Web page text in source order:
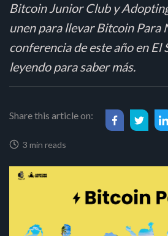
Bitcoin Junior Club y
unen para llevar Bitcoin Para
conferencia de este año en El
leyendo para saber más.
Share this article on:
3 min reads